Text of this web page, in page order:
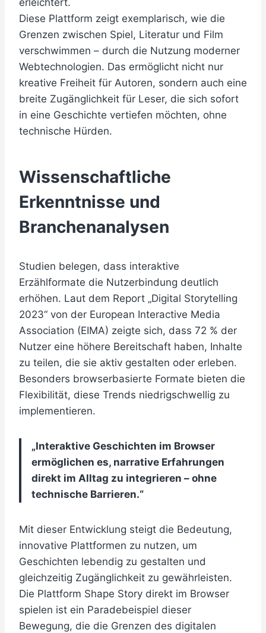
erleichtert.
Diese Plattform zeigt exemplarisch, wie die
Grenzen zwischen Spiel, Literatur und Film
verschwimmen – durch die Nutzung moderner
Webtechnologien. Das ermöglicht nicht nur
kreative Freiheit für Autoren, sondern auch eine
breite Zugänglichkeit für Leser, die sich sofort
in eine Geschichte vertiefen möchten, ohne
technische Hürden.
Wissenschaftliche
Erkenntnisse und
Branchenanalysen
Studien belegen, dass interaktive
Erzählformate die Nutzerbindung deutlich
erhöhen. Laut dem Report „Digital Storytelling
2023“ von der European Interactive Media
Association (EIMA) zeigte sich, dass 72 % der
Nutzer eine höhere Bereitschaft haben, Inhalte
zu teilen, die sie aktiv gestalten oder erleben.
Besonders browserbasierte Formate bieten die
Flexibilität, diese Trends niedrigschwellig zu
implementieren.
„Interaktive Geschichten im Browser
ermöglichen es, narrative Erfahrungen
direkt im Alltag zu integrieren – ohne
technische Barrieren.“
Mit dieser Entwicklung steigt die Bedeutung,
innovative Plattformen zu nutzen, um
Geschichten lebendig zu gestalten und
gleichzeitig Zugänglichkeit zu gewährleisten.
Die Plattform Shape Story direkt im Browser
spielen ist ein Paradebeispiel dieser
Bewegung, die die Grenzen des digitalen